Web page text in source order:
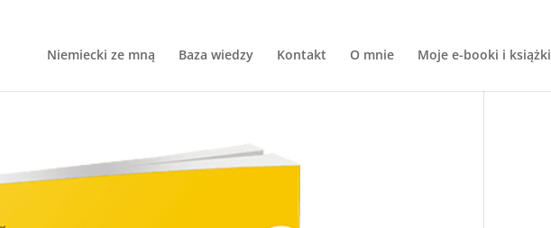
Niemiecki ze mną Baza wiedzy Kontakt O mnie Moje e-booki i książki